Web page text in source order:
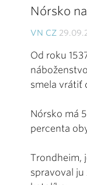
Nórsko
VN CZ
Od roku
smela vrátiť
Nórsko má
percenta
Trondheim,
spravoval ju